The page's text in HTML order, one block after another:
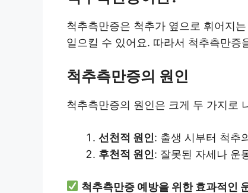
척추측만증은 척추가 옆으로 휘어지
일으킬 수 있어요. 따라서 척추측만증
척추측만증의 원인
척추측만증의 원인은 크게 두 가지로
선천적 원인: 출생 시부터 척추
후천적 원인: 잘못된 자세나 운
척추측만증 예방을 위한 효과적인